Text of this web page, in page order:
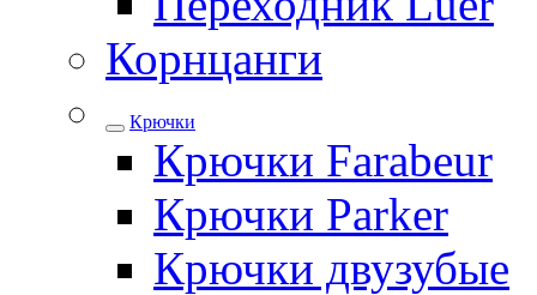
Корнцанги
Крючки
Крючки Farabeur
Крючки Parker
Крючки двузубые